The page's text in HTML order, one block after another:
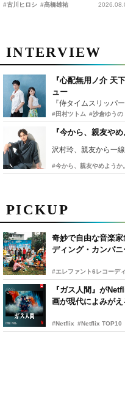
PICKUP
奇妙で自由な音楽
ディング・カンパ
#エレファント6レコーデ
『ガス人間』が
画が現代によみがえ
#Netflix #Netflix TOP10
#古川ヒロシ #髙橋雄祐
INTERVIEW
『心配無用ノ介 天
ュー
#田村ツトム #沙倉ゆうの
『今から、親友や
沢村玲、親友から一
#今から、親友やめようか。